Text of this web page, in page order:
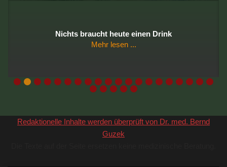
Nichts braucht heute einen Drink
Mehr lesen ...
Redaktionelle Inhalte werden überprüft von Dr. med. Bernd
Guzek